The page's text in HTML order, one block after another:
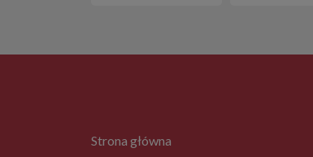
Strona główna